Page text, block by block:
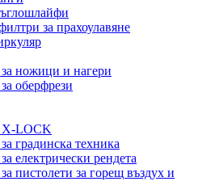
за прахоулавяне
ножици и нагери
оберфрези
X-LOCK
градинска техника
електрически рендета
пистолети за горещ въздух и